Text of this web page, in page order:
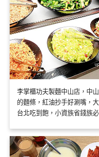
李掌櫃功夫製麵中山店，中
的麵條，紅油抄手好涮嘴，
台北吃到飽，小資族省錢族